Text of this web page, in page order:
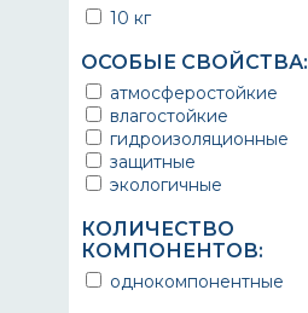
10 кг
ОСОБЫЕ СВОЙСТВА:
атмосферостойкие
влагостойкие
гидроизоляционные
защитные
экологичные
КОЛИЧЕСТВО
КОМПОНЕНТОВ:
однокомпонентные